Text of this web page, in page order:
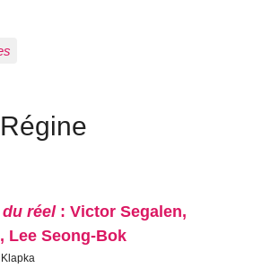
réel: Victor Segalen,
Lee Seong-Bok